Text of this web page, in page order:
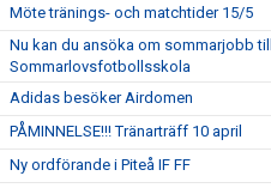
Möte tränings- och matchtider 15/5
Nu kan du ansöka om sommarjobb
Sommarlovsfotbollsskola
Adidas besöker Airdomen
PÅMINNELSE!!! Tränarträff 10 april
Ny ordförande i Piteå IF FF